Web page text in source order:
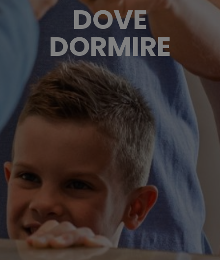
DOVE
DORMIRE